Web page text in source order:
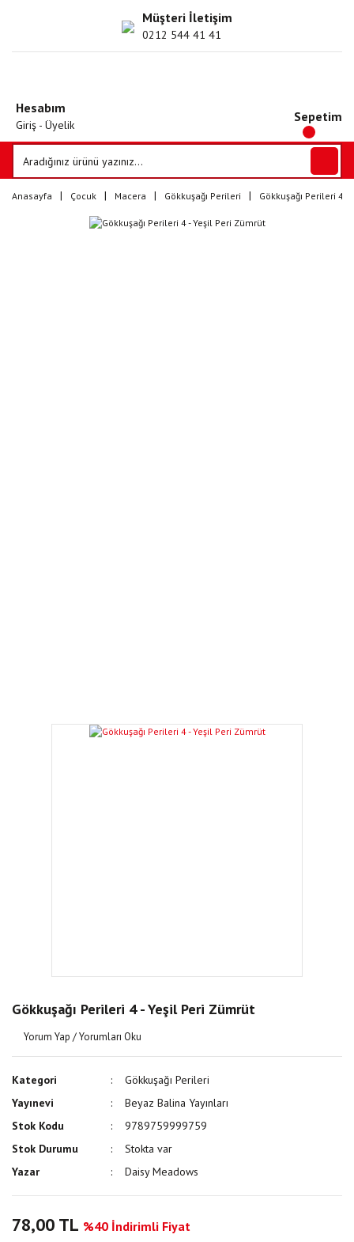
Müşteri İletişim
0212 544 41 41
Hesabım
Giriş - Üyelik
Sepetim
Anasayfa Çocuk Macera Gökkuşağı Perileri Gökkuşağı Perileri 4 -
Gökkuşağı Perileri 4 - Yeşil Peri Zümrüt
Yorum Yap / Yorumları Oku
Kategori
Gökkuşağı Perileri
Yayınevi
Beyaz Balina Yayınları
Stok Kodu
9789759999759
Stok Durumu
Stokta var
Yazar
Daisy Meadows
78,00 TL %40 İndirimli Fiyat